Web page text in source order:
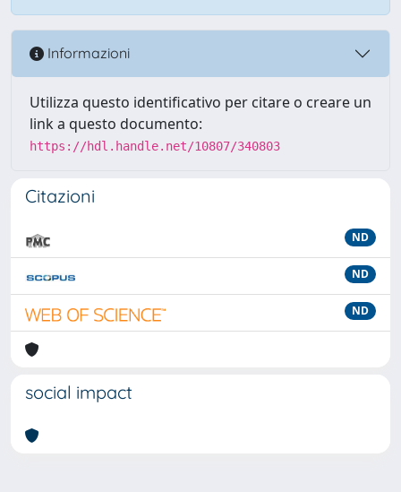
Informazioni
Utilizza questo identificativo per citare o creare un
link a questo documento:
https://hdl.handle.net/10807/340803
Citazioni
ND
ND
ND
social impact